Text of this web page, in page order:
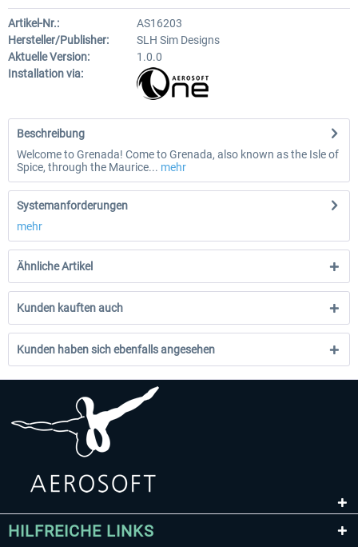
Artikel-Nr.:
AS16203
Hersteller/Publisher:
SLH Sim Designs
Aktuelle Version:
1.0.0
Installation via:
Beschreibung
Welcome to Grenada! Come to Grenada, also known as the Isle of
Spice, through the Maurice... mehr
Systemanforderungen
mehr
Ähnliche Artikel
Kunden kauften auch
Kunden haben sich ebenfalls angesehen
HILFREICHE LINKS